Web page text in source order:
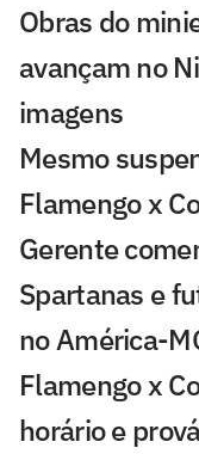
Obras do
avançam no
imagens
Mesmo
Flamengo x
Gerente
Spartanas e
no América-
Flamengo x
horário e